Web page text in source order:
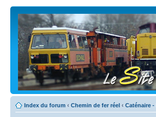
Index du forum ‹ Chemin de fer réel ‹ Caténaire